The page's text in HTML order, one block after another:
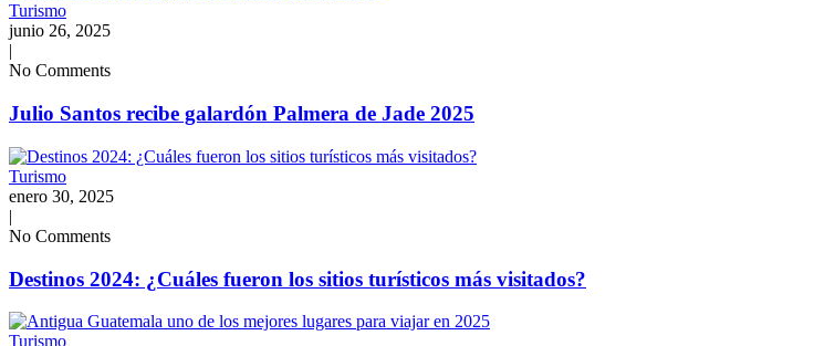
Turismo
junio 26, 2025
|
No Comments
Julio Santos recibe galardón Palmera de Jade 2025
Turismo
enero 30, 2025
|
No Comments
Destinos 2024: ¿Cuáles fueron los sitios turísticos más visitados?
Turismo